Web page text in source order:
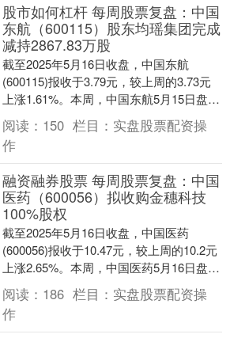
股市如何杠杆 每周股票复盘：中国
东航（600115）股东均瑶集团完成
减持2867.83万股
截至2025年5月16日收盘，中国东航
(600115)报收于3.79元，较上周的3.73元
上涨1.61%。本周，中国东航5月15日盘中
最高价报3.83元。5月1....
阅读： 150 栏目： 实盘股票配资操
作
融资融券股票 每周股票复盘：中国
医药（600056）拟收购金穗科技
100%股权
截至2025年5月16日收盘，中国医药
(600056)报收于10.47元，较上周的10.2元
上涨2.65%。本周，中国医药5月16日盘中
最高价报10.54元。5....
阅读： 186 栏目： 实盘股票配资操
作